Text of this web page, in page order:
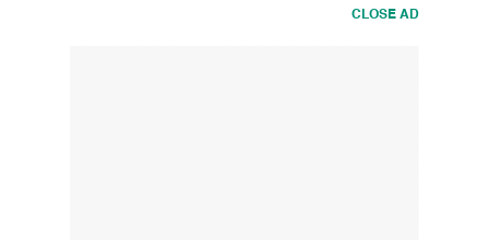
CLOSE AD